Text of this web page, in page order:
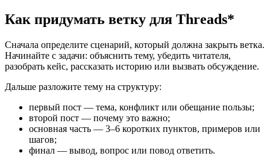
Как придумать ветку для Threads*
Сначала определите сценарий, который должна закрыть ветка.
Начинайте с задачи: объяснить тему, убедить читателя,
разобрать кейс, рассказать историю или вызвать обсуждение.
Дальше разложите тему на структуру:
первый пост — тема, конфликт или обещание пользы;
второй пост — почему это важно;
основная часть — 3–6 коротких пунктов, примеров или
шагов;
финал — вывод, вопрос или повод ответить.